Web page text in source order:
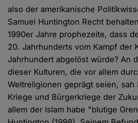
also der amerikanische
Samuel Huntington Recht
1990er Jahre prophezeite, dass
20. Jahrhunderts vom Kampf der
Jahrhundert abgelöst würde? An
dieser Kulturen, die vor allem
Weltreligionen geprägt seien, sah
Kriege und Bürgerkriege der
allem der Islam habe "blutige